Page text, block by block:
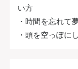
い方
・時間を忘れて
・頭を空っぽに